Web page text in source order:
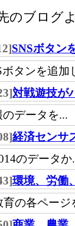
加価値額
固定資産
(2016)
(2016)
･事業所数
･従業者数
･現金給与
工程から
価値額[百万
製造品生
定資産年
の従業
業所数
造所ある
業者数[人
者、常用
金給与総額[
の人件費
のブログ
SNSボタン
タンを追加
対戦遊技が
のデータを...
経済センサ
のデータか
環境、労働
の各ページ